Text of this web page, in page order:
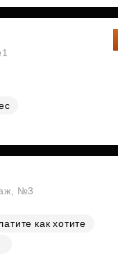
№3
как хотите